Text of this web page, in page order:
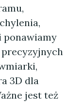
ponawiamy
3D dla
jest też